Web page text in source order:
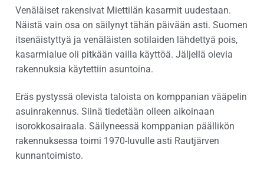
Venäläiset rakensivat Miettilän kasarmit uudestaan.
Näistä vain osa on säilynyt tähän päivään asti. Suomen
itsenäistyttyä ja venäläisten sotilaiden lähdettyä pois,
kasarmialue oli pitkään vailla käyttöä. Jäljellä olevia
rakennuksia käytettiin asuntoina.
Eräs pystyssä olevista taloista on komppanian vääpelin
asuinrakennus. Siinä tiedetään olleen aikoinaan
isorokkosairaala. Säilyneessä komppanian päällikön
rakennuksessa toimi 1970-luvulle asti Rautjärven
kunnantoimisto.